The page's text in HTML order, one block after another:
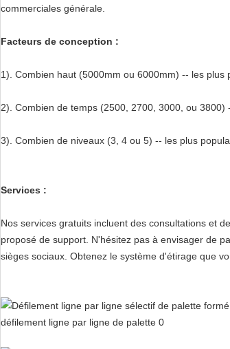
commerciales générale.
Facteurs de conception :
1). Combien haut (5000mm ou 6000mm) -- les plus
2). Combien de temps (2500, 2700, 3000, ou
3). Combien de niveaux (3, 4 ou 5) -- les plus
Services :
Nos services gratuits incluent des consultations et
proposé de support. N'hésitez pas à envisager de
sièges sociaux. Obtenez le système d'étirage que